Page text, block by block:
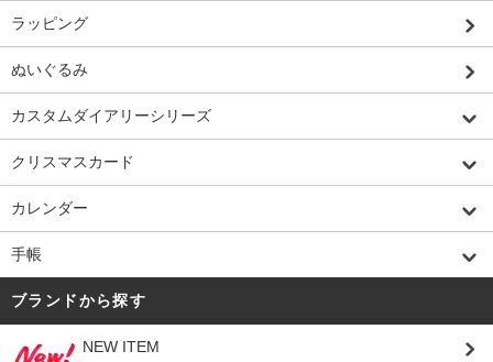
ラッピング
ぬいぐるみ
カスタムダイアリーシリーズ
クリスマスカード
カレンダー
手帳
ブランドから探す
NEW ITEM